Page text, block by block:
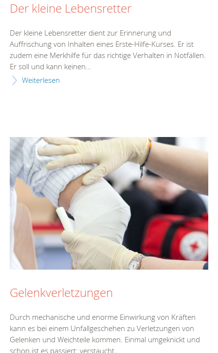
Der kleine Lebensretter
Der kleine Lebensretter dient zur Erinnerung und
Auffrischung von Inhalten eines Erste-Hilfe-Kurses. Er ist
zudem eine Merkhilfe für das richtige Verhalten in Notfällen.
Er soll und kann keinen...
Weiterlesen
Gelenkverletzungen
Durch mechanische und enorme Einwirkung von Kräften
kann es bei einem Unfallgeschehen zu Verletzungen von
Gelenken und Weichteile kommen. Einmal umgeknickt und
schon ist es passiert: verstaucht,...